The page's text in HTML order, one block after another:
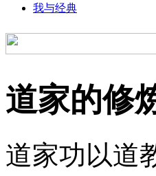
我与经典
道家的修
道家功以道